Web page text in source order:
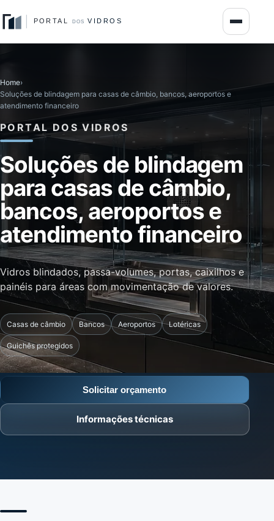
Home›
Soluções de blindagem para casas de câmbio, bancos, aeroportos e
atendimento financeiro
PORTAL DOS VIDROS
Soluções de blindagem
para casas de câmbio,
bancos, aeroportos e
atendimento financeiro
Vidros blindados, passa-volumes, portas, caixilhos e
painéis para áreas com movimentação de valores.
Casas de câmbio Bancos Aeroportos Lotéricas
Guichês protegidos
Solicitar orçamento
Informações técnicas